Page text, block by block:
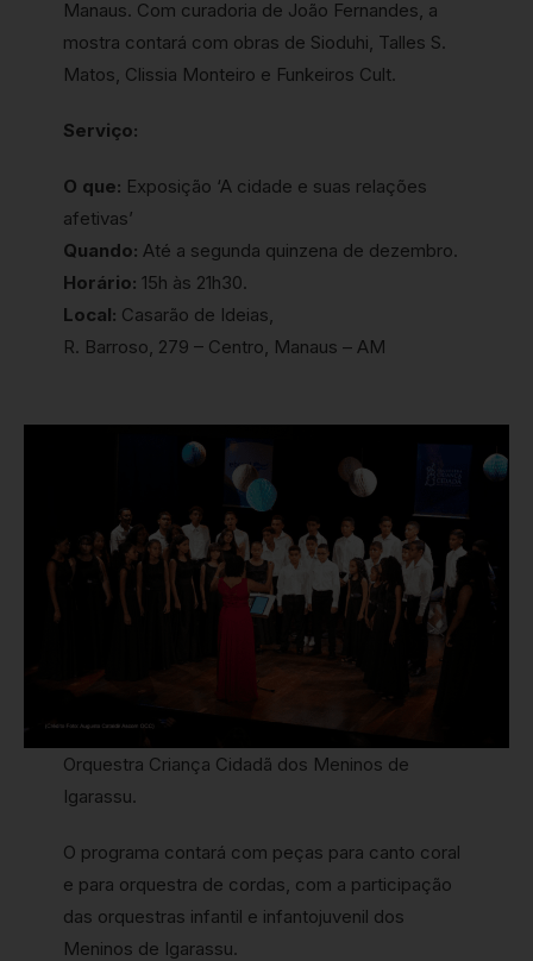
Manaus. Com curadoria de João Fernandes, a
mostra contará com obras de Sioduhi, Talles S.
Matos, Clissia Monteiro e Funkeiros Cult.
Serviço:
O que: Exposição ‘A cidade e suas relações
afetivas’
Quando: Até a segunda quinzena de dezembro.
Horário: 15h às 21h30.
Local: Casarão de Ideias,
R. Barroso, 279 – Centro, Manaus – AM
Orquestra Criança Cidadã dos Meninos de
Igarassu.
O programa contará com peças para canto coral
e para orquestra de cordas, com a participação
das orquestras infantil e infantojuvenil dos
Meninos de Igarassu.